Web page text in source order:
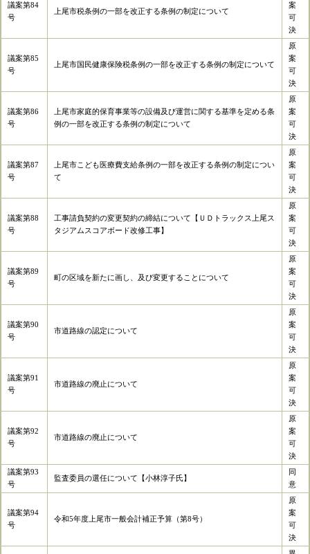
議案第84
号
上尾市税条例の一部を改正する条例の制定について
案
可
決
議案第85
号
上尾市国民健康保険税条例の一部を改正する条例の制定について
原
案
可
決
議案第86
号
上尾市家庭的保育事業等の設備及び運営に関する基準を定める条
例の一部を改正する条例の制定について
原
案
可
決
議案第87
号
上尾市こども医療費支給条例の一部を改正する条例の制定につい
て
原
案
可
決
議案第88
号
工事請負契約の変更契約の締結について【ＵＤトラックス上尾ス
タジアムスコアボード改修工事】
原
案
可
決
議案第89
号
町の区域を新たに画し、及び変更することについて
原
案
可
決
議案第90
号
市道路線の認定について
原
案
可
決
議案第91
号
市道路線の廃止について
原
案
可
決
議案第92
号
市道路線の廃止について
原
案
可
決
議案第93
号
監査委員の選任について【小林淳子氏】
同
意
議案第94
号
令和5年度上尾市一般会計補正予算（第8号）
原
案
可
決